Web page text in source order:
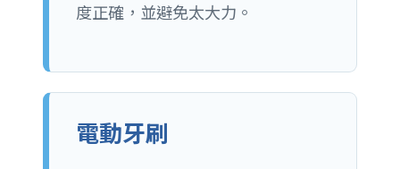
度正確，並避免太大力。
電動牙刷